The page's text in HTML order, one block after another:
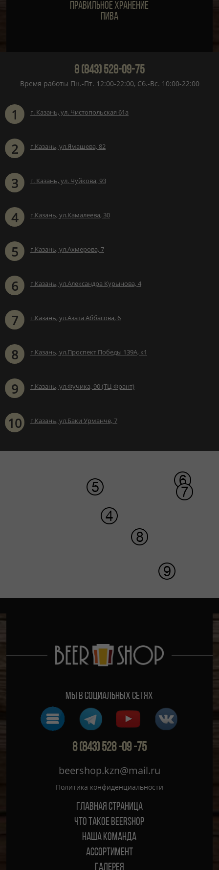
Правильное хранение
пива
8 (843) 528-09-75
Время работы Пн.-Пт. 12:00-22:00, Сб.-Вс. 10:00-22:00
1 г. Казань, ул. Чистопольская 61а
2 г.Казань, ул.Ямашева, 82
3 г. Казань, ул. Чуйкова, 93
4 г.Казань, ул.Камалеева, 30
5 г.Казань, ул.Ахмерова, 7
6 г.Казань, ул.Александра Курынова, 4
7 г.Казань, ул.Азата Аббасова, 6
8 г.Казань, ул.Проспект Победы 139А, к1
9 г.Казань, ул.Фучика, 90 (ТЦ Франт)
10 г.Казань, ул.Баки Урманче, 7
Мы в социальных сетях
8 (843) 528 -09 -75
beershop.kzn@mail.ru
Политика конфиденциальности
Главная страница
ЧТО ТАКОЕ BEERSHOP
Наша команда
Ассортимент